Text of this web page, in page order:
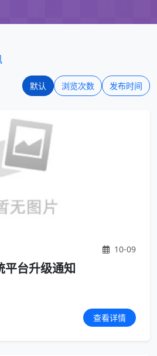
默认 浏览次数 发布时间
10-09
平台升级通知
查看详情